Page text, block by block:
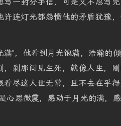
连灯光都怨愤他的矛盾犹豫
"，他看到月光饱满，浩瀚的
刹那间见生死，就像人生，刚
尽这人世无常，且不去在乎
思微震，感动于月光的满，感